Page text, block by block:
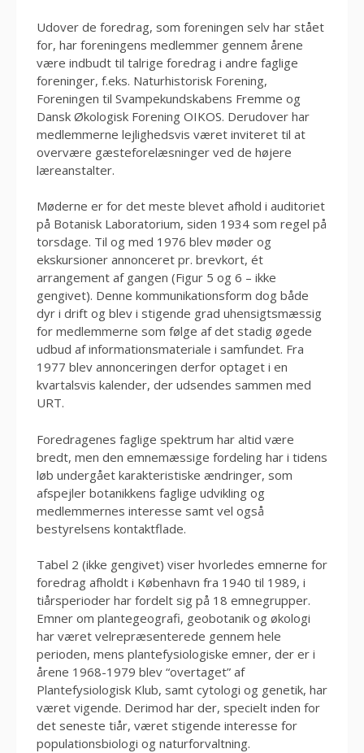
Udover de foredrag, som foreningen selv har stået
for, har foreningens medlemmer gennem årene
være indbudt til talrige foredrag i andre faglige
foreninger, f.eks. Naturhistorisk Forening,
Foreningen til Svampekundskabens Fremme og
Dansk Økologisk Forening OIKOS. Derudover har
medlemmerne lejlighedsvis været inviteret til at
overvære gæsteforelæsninger ved de højere
læreanstalter.
Møderne er for det meste blevet afhold i auditoriet
på Botanisk Laboratorium, siden 1934 som regel på
torsdage. Til og med 1976 blev møder og
ekskursioner annonceret pr. brevkort, ét
arrangement af gangen (Figur 5 og 6 – ikke
gengivet). Denne kommunikationsform dog både
dyr i drift og blev i stigende grad uhensigtsmæssig
for medlemmerne som følge af det stadig øgede
udbud af informationsmateriale i samfundet. Fra
1977 blev annonceringen derfor optaget i en
kvartalsvis kalender, der udsendes sammen med
URT.
Foredragenes faglige spektrum har altid være
bredt, men den emnemæssige fordeling har i tidens
løb undergået karakteristiske ændringer, som
afspejler botanikkens faglige udvikling og
medlemmernes interesse samt vel også
bestyrelsens kontaktflade.
Tabel 2 (ikke gengivet) viser hvorledes emnerne for
foredrag afholdt i København fra 1940 til 1989, i
tiårsperioder har fordelt sig på 18 emnegrupper.
Emner om plantegeografi, geobotanik og økologi
har været velrepræsenterede gennem hele
perioden, mens plantefysiologiske emner, der er i
årene 1968-1979 blev “overtaget” af
Plantefysiologisk Klub, samt cytologi og genetik, har
været vigende. Derimod har der, specielt inden for
det seneste tiår, været stigende interesse for
populationsbiologi og naturforvaltning.